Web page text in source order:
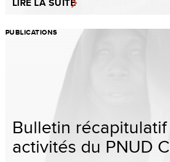
LIRE LA SUITE
PUBLICATIONS
Bulletin
activités du PNUD